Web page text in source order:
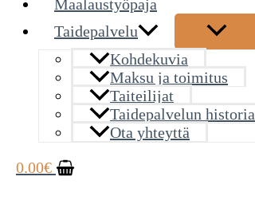
Maalaustyöpaja
Taidepalvelu
Kohdekuvia
Maksu ja toimitus
Taiteilijat
Taidepalvelun historia
Ota yhteyttä
0.00€